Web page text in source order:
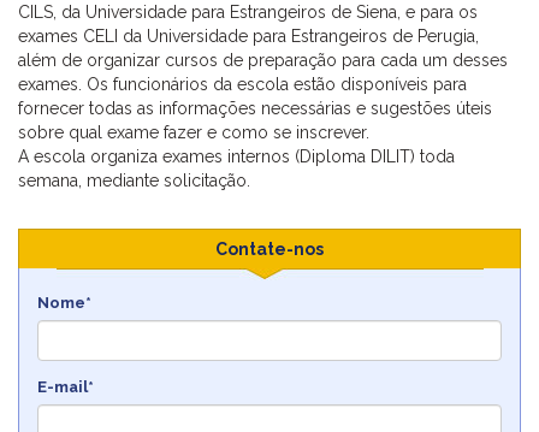
CILS, da Universidade para Estrangeiros de Siena, e para os
exames CELI da Universidade para Estrangeiros de Perugia,
além de organizar cursos de preparação para cada um desses
exames. Os funcionários da escola estão disponíveis para
fornecer todas as informações necessárias e sugestões úteis
sobre qual exame fazer e como se inscrever.
A escola organiza exames internos (Diploma DILIT) toda
semana, mediante solicitação.
Contate-nos
Nome*
E-mail*